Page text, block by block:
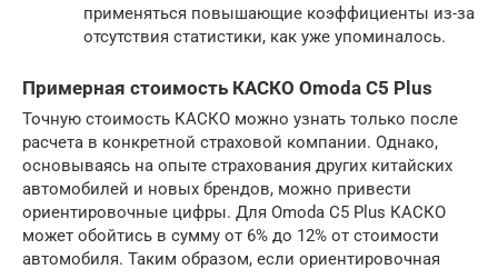
применяться повышающие коэффициенты из-за
отсутствия статистики, как уже упоминалось.
Примерная стоимость КАСКО Omoda C5 Plus
Точную стоимость КАСКО можно узнать только после
расчета в конкретной страховой компании. Однако,
основываясь на опыте страхования других китайских
автомобилей и новых брендов, можно привести
ориентировочные цифры. Для Omoda C5 Plus КАСКО
может обойтись в сумму от 6% до 12% от стоимости
автомобиля. Таким образом, если ориентировочная